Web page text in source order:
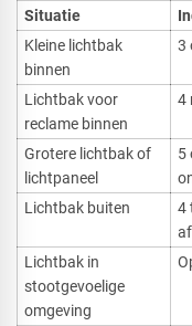
Situatie
Kleine lichtbak
binnen
3
Lichtbak voor
reclame binnen
4
Grotere lichtbak of
lichtpaneel
5
Lichtbak buiten
4
Lichtbak in
stootgevoelige
omgeving